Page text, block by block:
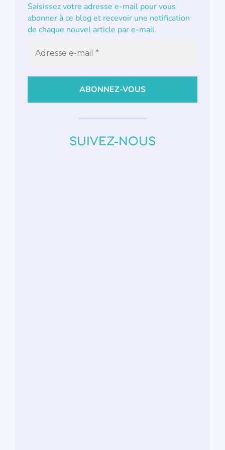
Saisissez votre adresse e-mail pour vous
abonner à ce blog et recevoir une notification
de chaque nouvel article par e-mail.
SUIVEZ-NOUS